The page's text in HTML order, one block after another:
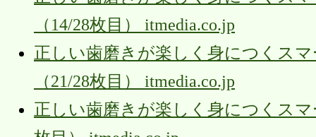
（14/28枚目） itmedia.co.jp
正しい歯磨きが楽しく身につくス
（21/28枚目） itmedia.co.jp
正しい歯磨きが楽しく身につくス